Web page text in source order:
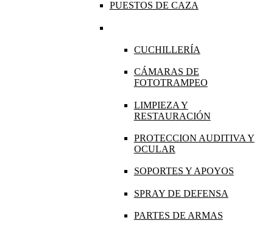
PUESTOS DE CAZA
CUCHILLERÍA
CÁMARAS DE
FOTOTRAMPEO
LIMPIEZA Y
RESTAURACIÓN
PROTECCION AUDITIVA Y
OCULAR
SOPORTES Y APOYOS
SPRAY DE DEFENSA
PARTES DE ARMAS